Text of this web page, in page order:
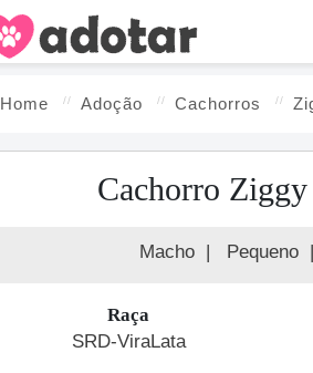
Home Adoção Cachorros
Cachorro Ziggy
Macho | Pequeno |
Raça
SRD-ViraLata